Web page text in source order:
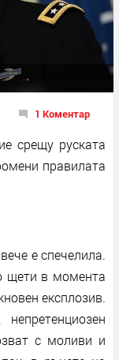
1 Коментар
срещу руската
правилата
е спечелила.
щети в момента
експлозив.
с моливи и